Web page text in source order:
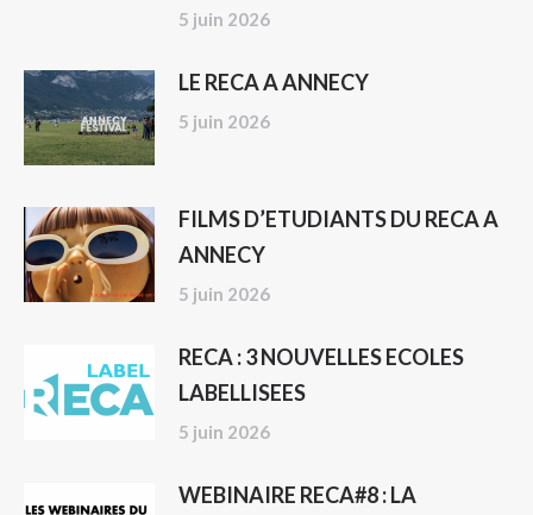
5 juin 2026
LE RECA A ANNECY
5 juin 2026
FILMS D’ETUDIANTS DU RECA A
ANNECY
5 juin 2026
RECA : 3 NOUVELLES ECOLES
LABELLISEES
5 juin 2026
WEBINAIRE RECA#8 : LA